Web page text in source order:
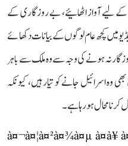
لیے آواز اٹھائیے، بے روزگاری کے
کچھ عام لوگوں کے بیانات دکھائے
نہ ہونے کی وجہ سے وہ ملک سے باہر
اسرائیل جانے کو تیار ہیں، کیونکہ
محال ہو رہا ہے۔
à¤¬à¤¦à¤²à¤¾à¤µ à¤à¥